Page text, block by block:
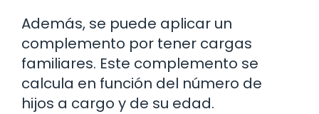
Además, se puede aplicar un
complemento por tener cargas
familiares. Este complemento se
calcula en función del número de
hijos a cargo y de su edad.